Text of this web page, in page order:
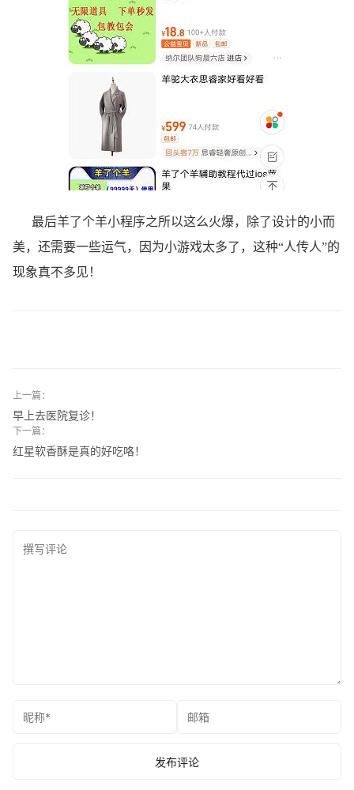
最后羊了个羊小程序之所以这么火爆，除了设计的小而
美，还需要一些运气，因为小游戏太多了，这种“人传人”的
现象真不多见！
上一篇：
早上去医院复诊！
下一篇：
红星软香酥是真的好吃咯！